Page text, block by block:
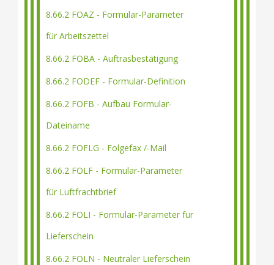
8.66.2 FOAZ - Formular-Parameter
für Arbeitszettel
8.66.2 FOBA - Auftrasbestätigung
8.66.2 FODEF - Formular-Definition
8.66.2 FOFB - Aufbau Formular-
Dateiname
8.66.2 FOFLG - Folgefax /-Mail
8.66.2 FOLF - Formular-Parameter
für Luftfrachtbrief
8.66.2 FOLI - Formular-Parameter für
Lieferschein
8.66.2 FOLN - Neutraler Lieferschein